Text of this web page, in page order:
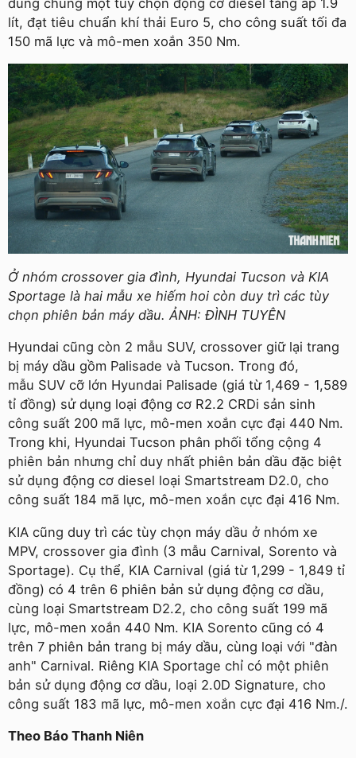
lít, đạt tiêu chuẩn khí thải Euro 5, cho công suất tối đa
150 mã lực và mô-men xoắn 350 Nm.
Ở nhóm crossover gia đình, Hyundai Tucson và KIA
Sportage là hai mẫu xe hiếm hoi còn duy trì các tùy
chọn phiên bản máy dầu. ẢNH: ĐÌNH TUYÊN
Hyundai cũng còn 2 mẫu SUV, crossover giữ lại trang
bị máy dầu gồm Palisade và Tucson. Trong đó,
mẫu SUV cỡ lớn Hyundai Palisade (giá từ 1,469 - 1,589
tỉ đồng) sử dụng loại động cơ R2.2 CRDi sản sinh
công suất 200 mã lực, mô-men xoắn cực đại 440 Nm.
Trong khi, Hyundai Tucson phân phối tổng cộng 4
phiên bản nhưng chỉ duy nhất phiên bản dầu đặc biệt
sử dụng động cơ diesel loại Smartstream D2.0, cho
công suất 184 mã lực, mô-men xoắn cực đại 416 Nm.
KIA cũng duy trì các tùy chọn máy dầu ở nhóm xe
MPV, crossover gia đình (3 mẫu Carnival, Sorento và
Sportage). Cụ thể, KIA Carnival (giá từ 1,299 - 1,849 tỉ
đồng) có 4 trên 6 phiên bản sử dụng động cơ dầu,
cùng loại Smartstream D2.2, cho công suất 199 mã
lực, mô-men xoắn 440 Nm. KIA Sorento cũng có 4
trên 7 phiên bản trang bị máy dầu, cùng loại với "đàn
anh" Carnival. Riêng KIA Sportage chỉ có một phiên
bản sử dụng động cơ dầu, loại 2.0D Signature, cho
công suất 183 mã lực, mô-men xoắn cực đại 416 Nm./.
Theo Báo Thanh Niên